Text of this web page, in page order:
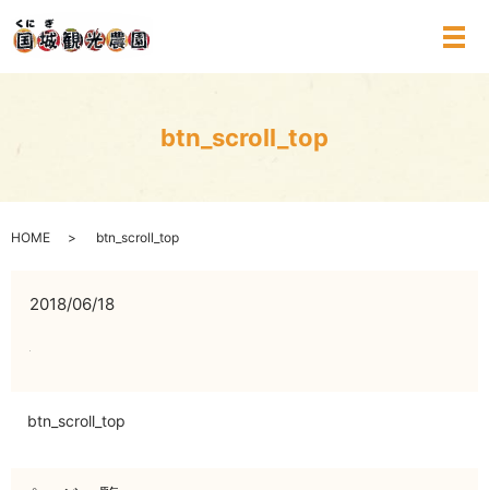
メ
btn_scroll_top
HOME btn_scroll_top
2018/06/18
btn_scroll_top